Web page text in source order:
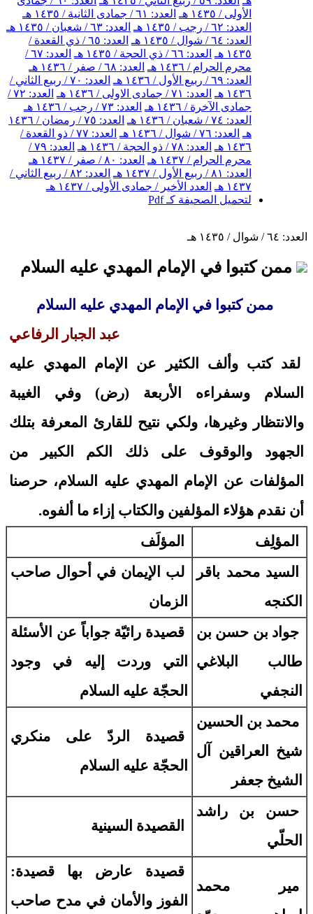
الأولى / ١٤٣٥ هـ
العدد: ٦١ / جمادى الثانية / ١٤٣٥ هـ
العدد: ٦٢ / رجب / ١٤٣٥ هـ
العدد: ٦٣ / شعبان / ١٤٣٥ هـ
العدد: ٦٤ / شوال / ١٤٣٥ هـ
العدد: ٦٥ / ذي القعدة /
١٤٣٥ هـ
العدد: ٦٦ / ذي الحجة / ١٤٣٥ هـ
العدد: ٦٧ /
محرم الحرام / ١٤٣٦ هـ
العدد: ٦٨ / صفر / ١٤٣٦ هـ
العدد: ٦٩ / ربيع الأول / ١٤٣٦ هـ
العدد: ٧٠ / ربيع الثاني /
١٤٣٦ هـ
العدد: ٧١ / جمادى الاولى / ١٤٣٦ هـ
العدد: ٧٢ /
جمادى الآخرة / ١٤٣٦ هـ
العدد: ٧٣ / رجب / ١٤٣٦ هـ
العدد: ٧٤ / شعبان / ١٤٣٦ هـ
العدد: ٧٥ / رمضان / ١٤٣٦
هـ العدد: ٧٦ / شوال / ١٤٣٦ هـ
العدد: ٧٧ / ذو القعدة /
١٤٣٦ هـ
العدد: ٧٨ / ذو الحجة / ١٤٣٦ هـ
العدد: ٧٩ /
محرم الحرام / ١٤٣٧ هـ
العدد: ٨٠ / صفر / ١٤٣٧ هـ
العدد: ٨١ / ربيع الأول / ١٤٣٧ هـ
العدد: ٨٢ / ربيع الثاني /
١٤٣٧ هـ
العدد الأخير / جمادى الأولى / ١٤٣٧ هـ
لتحميل الصحيفة كـ Pdf
العدد: ٦٤ / شوال / ١٤٣٥ هـ
ممن كتبوا في الإمام المهدي عليه السلام
ممن كتبوا في الإمام المهدي عليه السلام
عبد الجبار الرفاعي
لقد كتب وألف الكثير عن الإمام المهدي عليه
السلام وسفراءه الأربعة (رض) وفي الغيبة
والانتظار وغيرها، ولكي نتيح للقارئ المعرفة بتلك
الجهود والوقوف على ذلك الكم الكبير من
المؤلفات عن الإمام المهدي عليه السلام، حرصنا
أن نقدم هؤلاء المؤلفين والكتاب إزاء ما ألفوه.
المؤلِف
المؤلَف
السيد محمد باقر
الكنجه
لب الإيمان في أحوال صاحب
الزمان
جواد بن حسن بن
طالب البلاغي
النجفي
قصيدة رائيّة جواباً عن الأسئلة
التي وردت إليه في وجود
الحجّة عليه السلام
محمد بن الحسين
شيخ العراقين آل
الشيخ جعفر
قصيدة الردّ على منكري
الحجّة عليه السلام
حسن بن راشد
الحلّي
القصيدة السينية
مير محمد
قصيدة عارض بها قصيدة:
الفوز والأمان في مدح صاحب